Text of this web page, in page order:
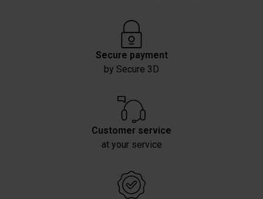
Secure payment
by Secure 3D
Customer service
at your service